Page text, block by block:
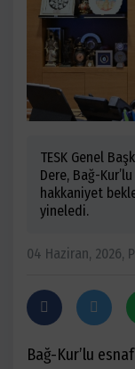
TESK Genel
Dere, Bağ-
hakkaniyet
yineledi.
04 Haziran, 2026,
Bağ-Kur’lu